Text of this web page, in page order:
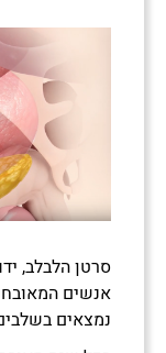
סרטן הלבלב,
אנשים
נמצאים